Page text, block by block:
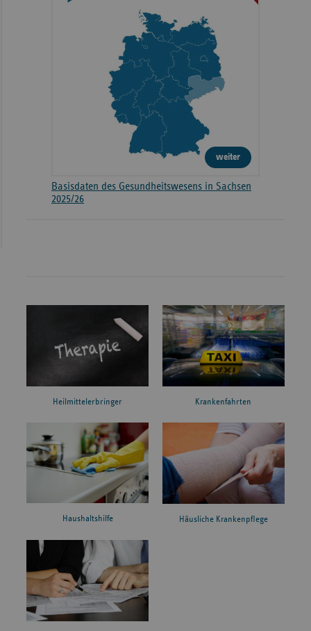
weiter
Basisdaten des Gesundheitswesens in Sachsen
2025/26
Heilmittelerbringer Krankenfahrten
Haushaltshilfe Häusliche Krankenpflege